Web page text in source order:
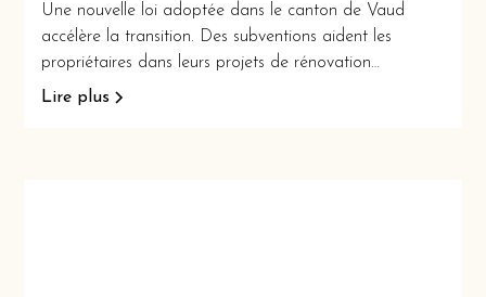
Une nouvelle loi adoptée dans le canton de Vaud
accélère la transition. Des subventions aident les
propriétaires dans leurs projets de rénovation
énergétique.
Lire plus